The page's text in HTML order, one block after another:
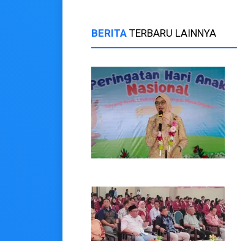
BERITA TERBARU LAINNYA